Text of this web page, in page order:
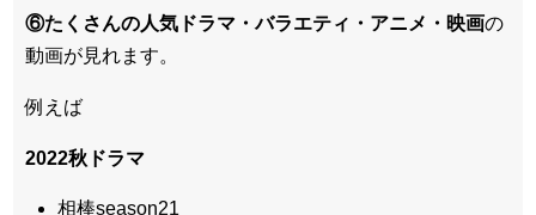
⑥たくさんの人気ドラマ・バラエティ・アニメ・映画の
動画が見れます。
例えば
2022秋ドラマ
相棒season21